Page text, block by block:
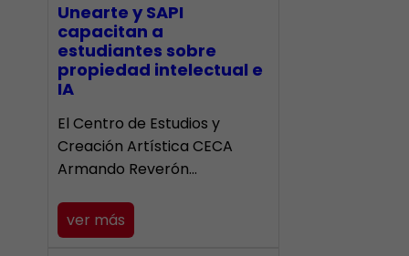
Unearte y SAPI
capacitan a
estudiantes sobre
propiedad intelectual e
IA
El Centro de Estudios y
Creación Artística CECA
Armando Reverón…
ver más